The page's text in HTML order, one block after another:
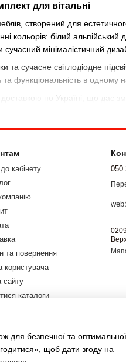
для вітальні
створений для
кольорів: білий
мінімалістичний
та сучасне світлодіодне
та функціональність в одному
по Україні, що дає
кабінету
та повернення
користувача
сайту
каталоги
050
для безпечної та
щоб дати згоду на